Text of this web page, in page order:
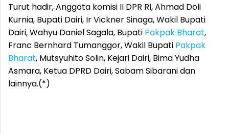
Turut hadir, Anggota komisi II DPR RI, Ahmad Doli
Kurnia, Bupati Dairi, Ir Vickner Sinaga, Wakil Bupati
Dairi, Wahyu Daniel Sagala, Bupati Pakpak Bharat,
Franc Bernhard Tumanggor, Wakil Bupati Pakpak
Bharat, Mutsyuhito Solin, Kejari Dairi, Bima Yudha
Asmara, Ketua DPRD Dairi, Sabam Sibarani dan
lainnya.(*)